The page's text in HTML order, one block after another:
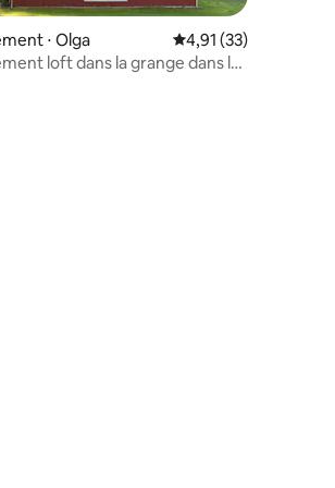
la base de 8 commentaires : 4,75 sur 5
⋅ Olga Évaluation moyenne
4,91 (33)
loft dans la grange dans les